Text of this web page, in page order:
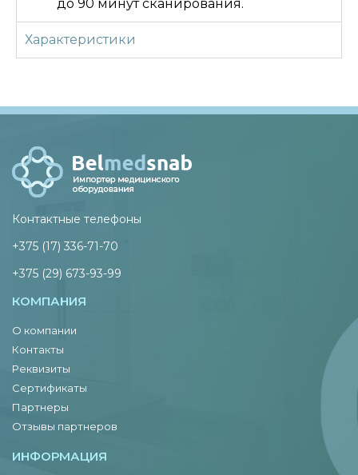
до 90 минут сканирования.
Характеристики
Контактные телефоны
+375 (17) 336-71-70
+375 (29) 673-93-99
КОМПАНИЯ
О компании
Контакты
Реквизиты
Сертификаты
Партнеры
Отзывы партнеров
ИНФОРМАЦИЯ